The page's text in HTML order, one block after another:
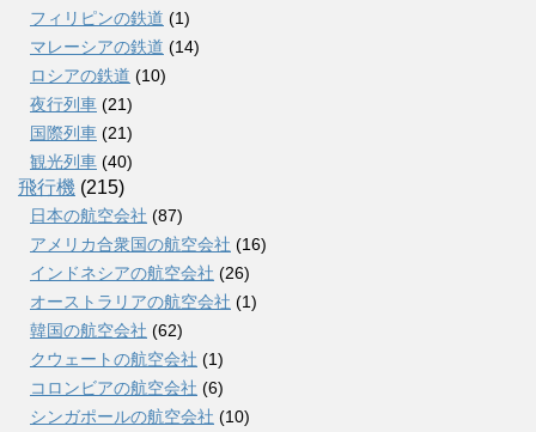
フィリピンの鉄道 (1)
マレーシアの鉄道 (14)
ロシアの鉄道 (10)
夜行列車 (21)
国際列車 (21)
観光列車 (40)
飛行機 (215)
日本の航空会社 (87)
アメリカ合衆国の航空会社 (16)
インドネシアの航空会社 (26)
オーストラリアの航空会社 (1)
韓国の航空会社 (62)
クウェートの航空会社 (1)
コロンビアの航空会社 (6)
シンガポールの航空会社 (10)